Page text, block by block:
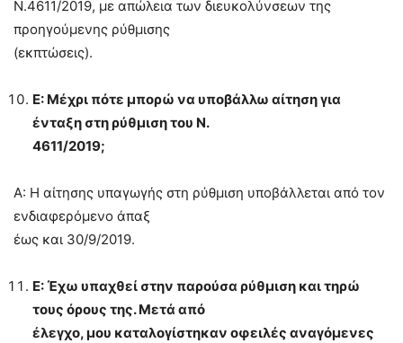
Ν.4611/2019, με απώλεια των διευκολύνσεων της
προηγούμενης ρύθμισης
(εκπτώσεις).
Ε: Μέχρι πότε μπορώ να υποβάλλω αίτηση για
ένταξη στη ρύθμιση του Ν.
4611/2019;
Α: Η αίτησης υπαγωγής στη ρύθμιση υποβάλλεται από τον
ενδιαφερόμενο άπαξ
έως και 30/9/2019.
Ε: Έχω υπαχθεί στην παρούσα ρύθμιση και τηρώ
τους όρους της. Μετά από
έλεγχο, μου καταλογίστηκαν οφειλές αναγόμενες